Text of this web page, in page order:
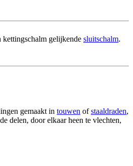
kettingschalm gelijkende sluitschalm.
gemaakt in touwen ofstaaldraden,
delen, door elkaar heen te vlechten,